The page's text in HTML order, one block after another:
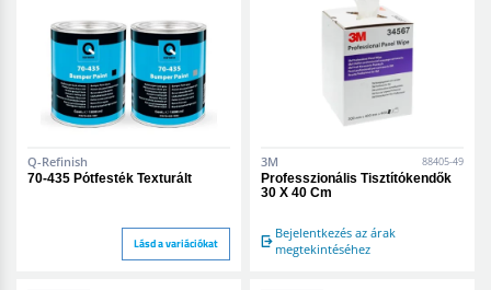
Q-Refinish
70-435 Pótfesték Texturált
Lásd a variációkat
3M 88405-49
Professzionális Tisztítókendők
30 X 40 Cm
Bejelentkezés az árak
megtekintéséhez